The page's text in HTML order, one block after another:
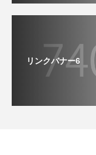
リンクバナー6